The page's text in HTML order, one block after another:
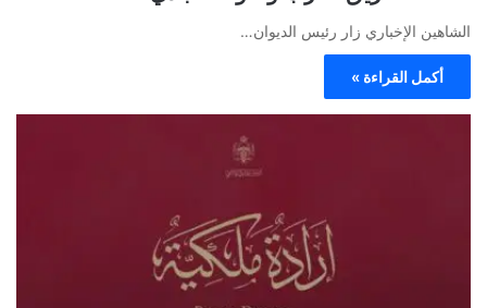
الشاهين الإخباري زار رئيس الديوان…
أكمل القراءة »